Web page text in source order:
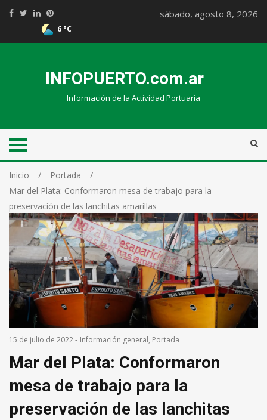
6 °C
sábado, agosto 8, 2026
INFOPUERTO.com.ar
Información de la Actividad Portuaria
Inicio
Portada
Mar del Plata: Conformaron mesa de trabajo para la
preservación de las lanchitas amarillas
15 de julio de 2022- Información general, Portada
Mar del Plata: Conformaron
mesa de trabajo para la
preservación de las lanchitas